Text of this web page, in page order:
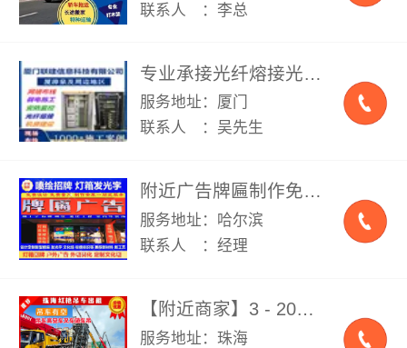
联系人 ：李总
专业承接光纤熔接光纤测试 监控安装网络布线 弱电施工
服务地址：厦门
联系人 ：吴先生
附近广告牌匾制作免费量尺设计各类精品牌匾制作发光大字定制形象墙标牌标识LED显示屏文化墙灯箱喷绘楼顶大字亮化工程各种雕塑霓虹灯工程围挡不锈钢制品铝单板制作施工
服务地址：哈尔滨
联系人 ：经理
【附近商家】3 - 20吨叉车、吊车出租、12 - 800随车吊出租、高空车出租租赁，可时租、日租、月租、年租、设备移位、起重吊装、厂房搬迁、集装箱I装卸
服务地址：珠海